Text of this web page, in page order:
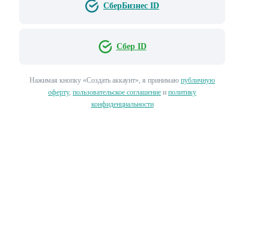
СберБизнес ID
Сбер ID
Нажимая кнопку «‎Создать аккаунт»‎, я принимаю публичную
оферту, пользовательское соглашение и политику
конфиденциальности